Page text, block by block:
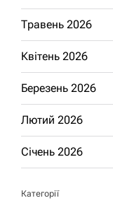
Травень 2026
Квітень 2026
Березень 2026
Лютий 2026
Січень 2026
Категорії